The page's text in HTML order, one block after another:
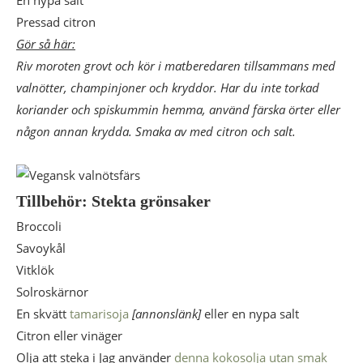
Pressad citron
Gör så här:
Riv moroten grovt och kör i matberedaren tillsammans med
valnötter, champinjoner och kryddor. Har du inte torkad
koriander och spiskummin hemma, använd färska örter eller
någon annan krydda. Smaka av med citron och salt.
Tillbehör: Stekta grönsaker
Broccoli
Savoykål
Vitklök
Solroskärnor
En skvätt tamarisoja [annonslänk]eller en nypa salt
Citron eller vinäger
Olja att steka i Jag använder denna kokosolja utan smak